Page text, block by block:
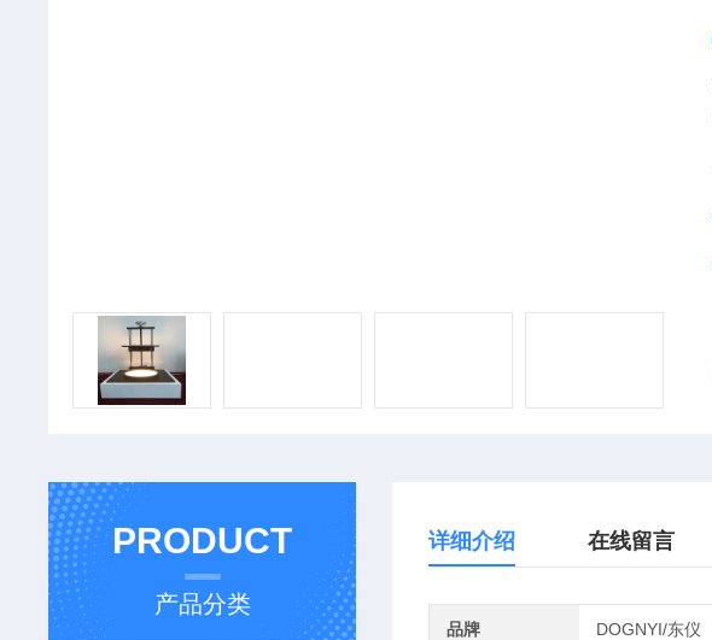
PRODUCT
产品分类
详细介绍 在线留言
品牌 DOGNYI/东仪